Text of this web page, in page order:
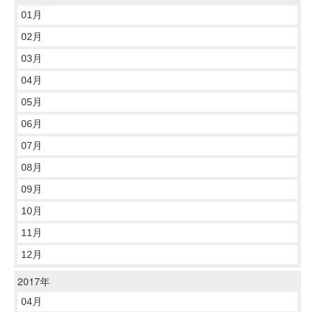
01月
02月
03月
04月
05月
06月
07月
08月
09月
10月
11月
12月
2017年
04月